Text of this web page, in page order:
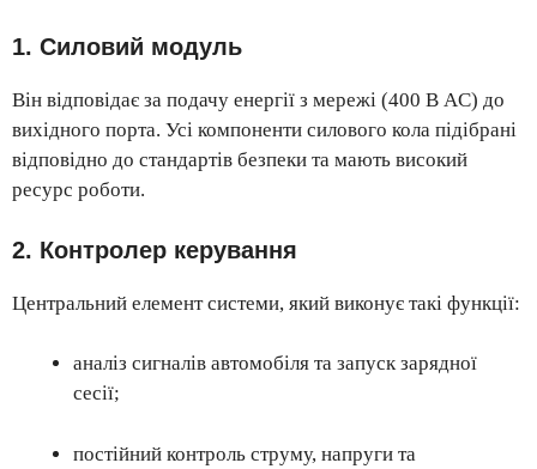
1. Силовий модуль
Він відповідає за подачу енергії з мережі (400 В AC) до
вихідного порта. Усі компоненти силового кола підібрані
відповідно до стандартів безпеки та мають високий
ресурс роботи.
2. Контролер керування
Центральний елемент системи, який виконує такі функції:
аналіз сигналів автомобіля та запуск зарядної
сесії;
постійний контроль струму, напруги та